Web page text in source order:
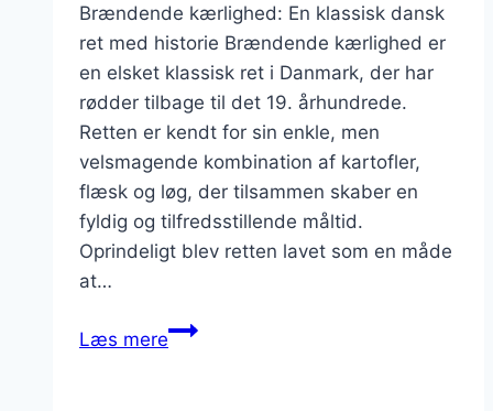
Brændende kærlighed: En klassisk dansk
ret med historie Brændende kærlighed er
en elsket klassisk ret i Danmark, der har
rødder tilbage til det 19. århundrede.
Retten er kendt for sin enkle, men
velsmagende kombination af kartofler,
flæsk og løg, der tilsammen skaber en
fyldig og tilfredsstillende måltid.
Oprindeligt blev retten lavet som en måde
at…
Læs mereBrændende